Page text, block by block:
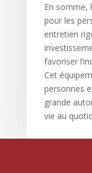
En somme,
pour les
entretien
favoriser
Cet
personnes
grande
vie au